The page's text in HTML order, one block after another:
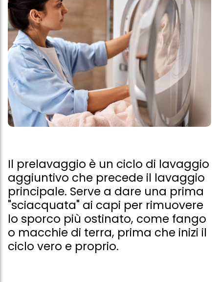
Il prelavaggio è un ciclo di lavaggio
aggiuntivo che precede il lavaggio
principale. Serve a dare una prima
"sciacquata" ai capi per rimuovere
lo sporco più ostinato, come fango
o macchie di terra, prima che inizi il
ciclo vero e proprio.